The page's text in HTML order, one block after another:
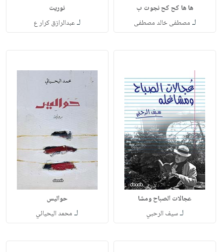
ها ها كح كح نجوت ب
لـ مصطفى خالد مصطفى
نوريت
لـعبدالرازق كرار ع
عجالات الصباح ومشا
لـسيف الرحبي
حواليس
لـ محمد اليحيائي